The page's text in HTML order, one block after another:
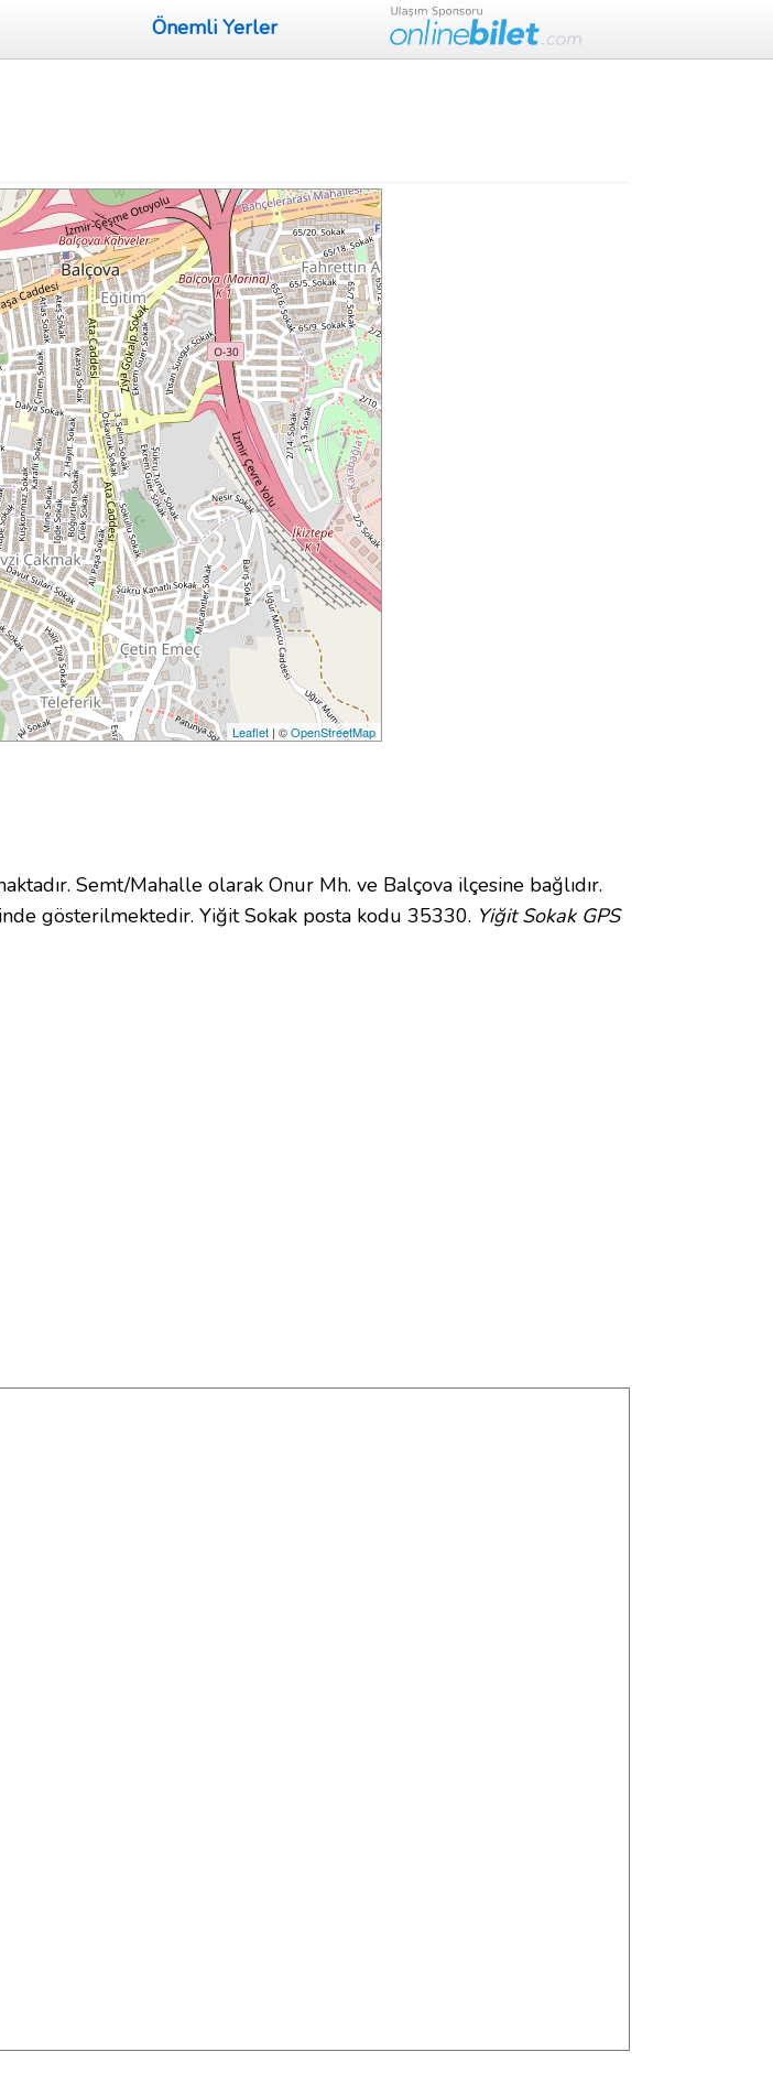
Önemli Yerler
Leaflet | ©OpenStreetMap
Semt/Mahalle olarak Onur Mh. ve Balçova ilçesine bağlıdır.
gösterilmektedir. Yiğit Sokak posta kodu 35330. Yiğit Sokak GPS